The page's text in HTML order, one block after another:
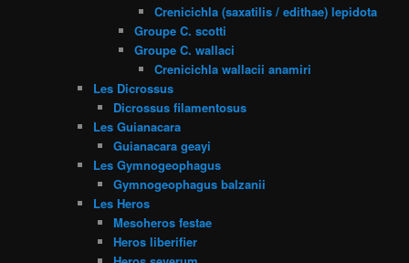
Crenicichla (saxatilis / edithae) lepidota
Groupe C. scotti
Groupe C. wallaci
Crenicichla wallacii anamiri
Les Dicrossus
Dicrossus filamentosus
Les Guianacara
Guianacara geayi
Les Gymnogeophagus
Gymnogeophagus balzanii
Les Heros
Mesoheros festae
Heros liberifier